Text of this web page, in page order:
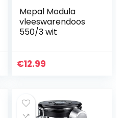
Mepal Modula
vleeswarendoos
550/3 wit
€12.99